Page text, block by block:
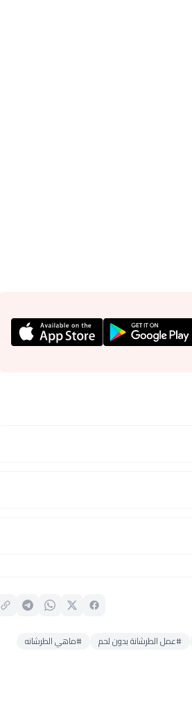
#عمل الطرشانة بدون لحم #ماهي الطرشانه